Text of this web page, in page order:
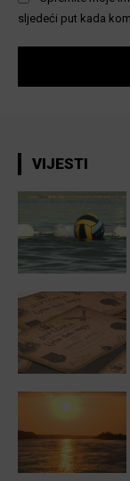
sljedeći put kada
VIJESTI